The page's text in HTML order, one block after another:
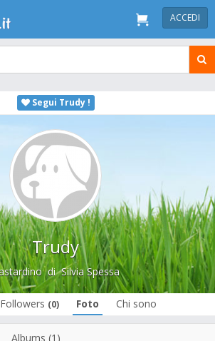
ACCEDI
Segui Trudy !
Trudy
diSilvia Spessa
Followers (0) Foto Chi sono
Albums (1)